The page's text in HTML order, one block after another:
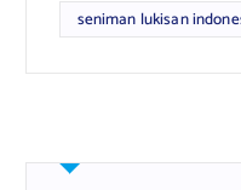
seniman lukisan